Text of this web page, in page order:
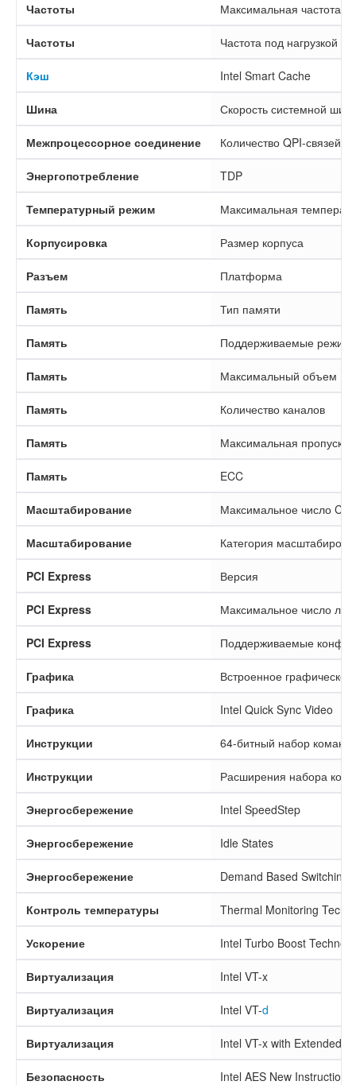
Частоты Максимальная частота
Частоты Частота под нагрузкой
Кэш Intel Smart Cache
Шина Скорость системной
Межпроцессорное соединение Количество QPI-связей
Энергопотребление TDP
Температурный режим Максимальная
Корпусировка Размер корпуса
Разъем Платформа
Память Тип памяти
Память Поддерживаемые
Память Максимальный объем
Память Количество каналов
Память Максимальная
Память ECC
Масштабирование Максимальное число
Масштабирование Категория
PCI Express Версия
PCI Express Максимальное число
PCI Express Поддерживаемые
Графика Встроенное
Графика Intel Quick Sync Video
Инструкции 64-битный набор команд
Инструкции Расширения набора
Энергосбережение Intel SpeedStep
Энергосбережение Idle States
Энергосбережение Demand Based Switching
Контроль температуры Thermal Monitoring
Ускорение Intel Turbo Boost
Виртуализация Intel VT-x
Виртуализация Intel VT-d
Виртуализация Intel VT-x with Extended
Безопасность Intel AES New Instructions